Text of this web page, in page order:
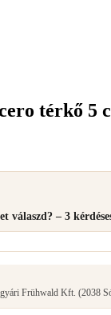
térkő 5
– 3
Frühwald Kft. (2038